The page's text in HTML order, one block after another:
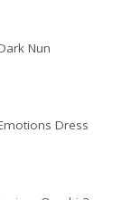
Nun
Dress